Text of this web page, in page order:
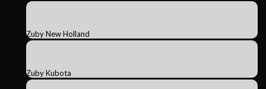
Zuby New Holland
Zuby Kubota